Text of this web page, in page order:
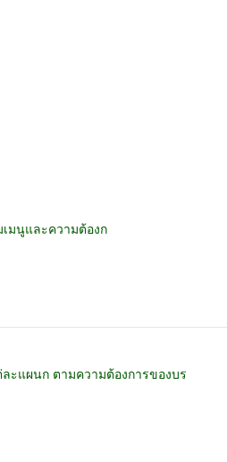
เมนูและความต้องก
ะแผนก ตามความต้องการของบร